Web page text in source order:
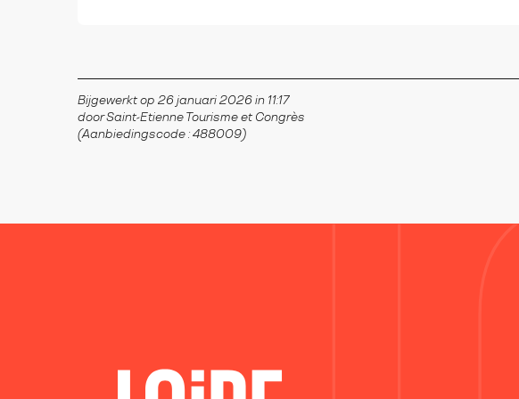
Bijgewerkt op 26 januari 2026 in 11:17
door Saint-Etienne Tourisme et Congrès
(Aanbiedingscode :488009)